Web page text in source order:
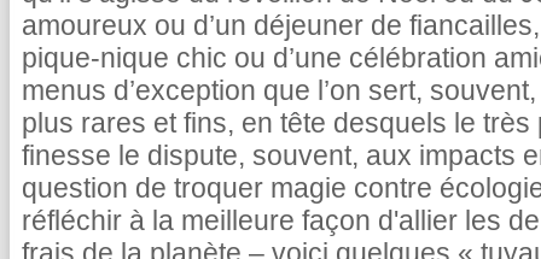
amoureux ou d’un déjeuner de
pique-nique chic ou d’une célébration
menus d’exception que l’on sert,
plus rares et fins, en tête desquels le
finesse le dispute, souvent, aux impacts
question de troquer magie contre
réfléchir à la meilleure façon d'allier les